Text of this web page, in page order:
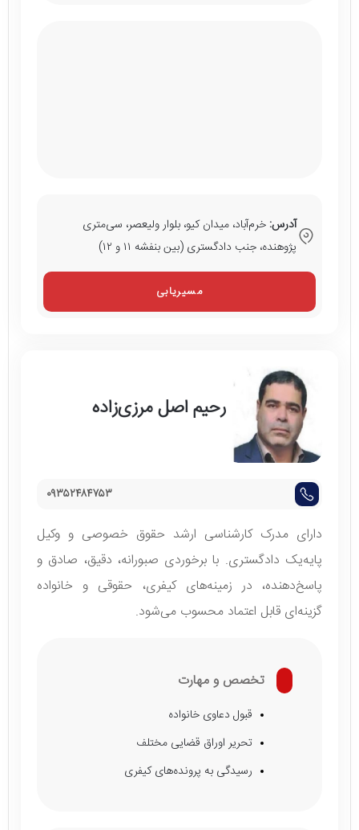
آدرس: خرم‌آباد، میدان کیو، بلوار ولیعصر، سی‌متری
پژوهنده، جنب دادگستری (بین بنفشه ۱۱ و ۱۲)
مسیریابی
رحیم اصل مرزی‌زاده
۰۹۳۵۲۴۸۴۷۵۳
دارای مدرک کارشناسی ارشد حقوق خصوصی و وکیل
پایه‌یک دادگستری. با برخوردی صبورانه، دقیق، صادق و
پاسخ‌دهنده، در زمینه‌های کیفری، حقوقی و خانواده
گزینه‌ای قابل اعتماد محسوب می‌شود.
تخصص و مهارت
قبول دعاوی خانواده
تحریر اوراق قضایی مختلف
رسیدگی به پرونده‌های کیفری